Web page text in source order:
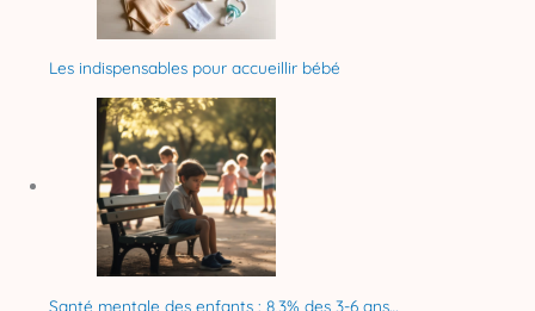
Les indispensables pour accueillir bébé
Santé mentale des enfants : 8,3% des 3-6 ans…